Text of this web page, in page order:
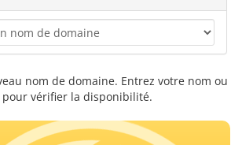
nom de domaine. Entrez votre nom ou
pour vérifier la disponibilité.